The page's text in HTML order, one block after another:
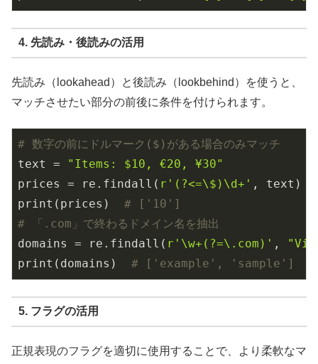
4. 先読み・後読みの活用
先読み（lookahead）と後読み（lookbehind）を使うと、
マッチさせたい部分の前後に条件を付けられます。
# 数字の前にドルマーク($)がある場合のみマッチ
text =
"Items: $10, €20, ¥30"
prices = re.findall( r'(?<=\$)\d+' , text)
print(prices) # ['10']
# 「.com」で終わるドメイン名を抽出
domains = re.findall( r'\w+(?=\.com)' ,
print(domains) # ['example', 'sample']
5. フラグの活用
正規表現のフラグを適切に使用することで、より柔軟なマ